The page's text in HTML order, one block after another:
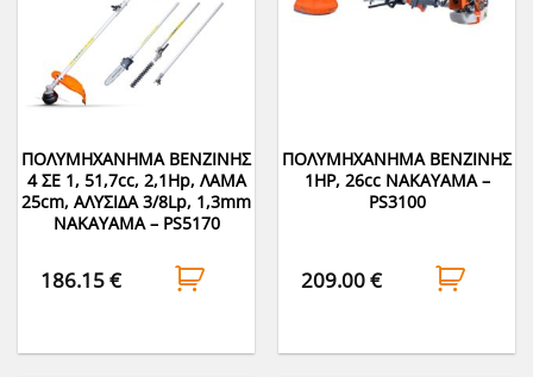
ΠΟΛΥΜΗΧΑΝΗΜΑ ΒΕΝΖΙΝΗΣ
4 ΣΕ 1, 51,7cc, 2,1Hp, ΛΑΜΑ
25cm, ΑΛΥΣΙΔΑ 3/8Lp, 1,3mm
NAKAYAMA – PS5170
186.15€
ΠΟΛΥΜΗΧΑΝΗΜΑ ΒΕΝΖΙΝΗΣ
1HP, 26cc NAKAYAMA –
PS3100
209.00€